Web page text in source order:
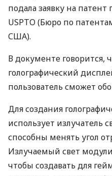
подала заявку на патент
USPTO (Бюро по
США).
В документе говорится,
голографический
пользователь сможет
Для создания
использует излучатель
способны менять угол
Излучаемый свет
чтобы создавать для